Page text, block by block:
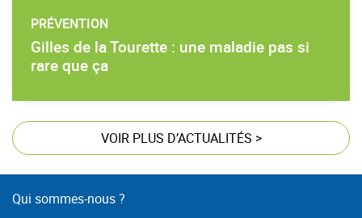
PRÉVENTION
Gilles de la Tourette : une maladie pas si
rare que ça
VOIR PLUS D’ACTUALITÉS >
Qui sommes-nous ?